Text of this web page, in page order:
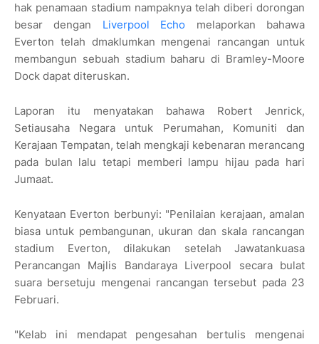
hak penamaan stadium nampaknya telah diberi dorongan
besar dengan Liverpool Echo melaporkan bahawa
Everton telah dmaklumkan mengenai rancangan untuk
membangun sebuah stadium baharu di Bramley-Moore
Dock dapat diteruskan.
Laporan itu menyatakan bahawa Robert Jenrick,
Setiausaha Negara untuk Perumahan, Komuniti dan
Kerajaan Tempatan, telah mengkaji kebenaran merancang
pada bulan lalu tetapi memberi lampu hijau pada hari
Jumaat.
Kenyataan Everton berbunyi: "Penilaian kerajaan, amalan
biasa untuk pembangunan, ukuran dan skala rancangan
stadium Everton, dilakukan setelah Jawatankuasa
Perancangan Majlis Bandaraya Liverpool secara bulat
suara bersetuju mengenai rancangan tersebut pada 23
Februari.
"Kelab ini mendapat pengesahan bertulis mengenai